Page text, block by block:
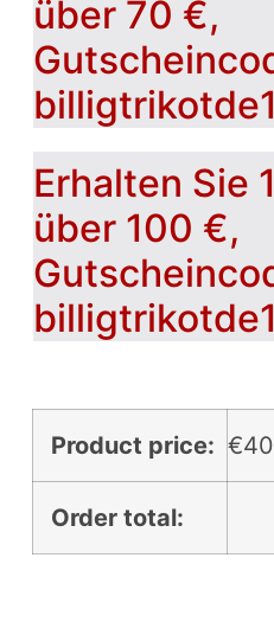
über 70 €,
Erhalten Sie
über 100 €,
Product price: €
Order total: